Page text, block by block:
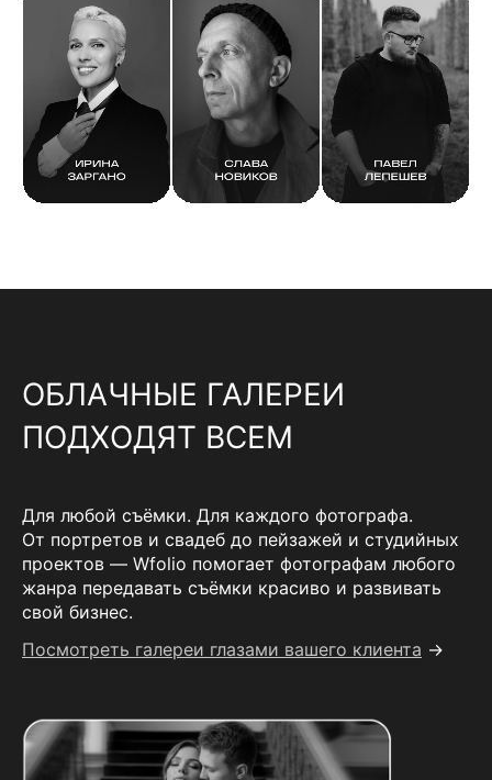
ОБЛАЧНЫЕ ГАЛЕРЕИ
ПОДХОДЯТ ВСЕМ
Для любой съёмки. Для каждого фотографа.
От портретов и свадеб до пейзажей и студийных
проектов — Wfolio помогает фотографам любого
жанра передавать съёмки красиво и развивать
свой бизнес.
Посмотреть галереи глазами вашего клиента →